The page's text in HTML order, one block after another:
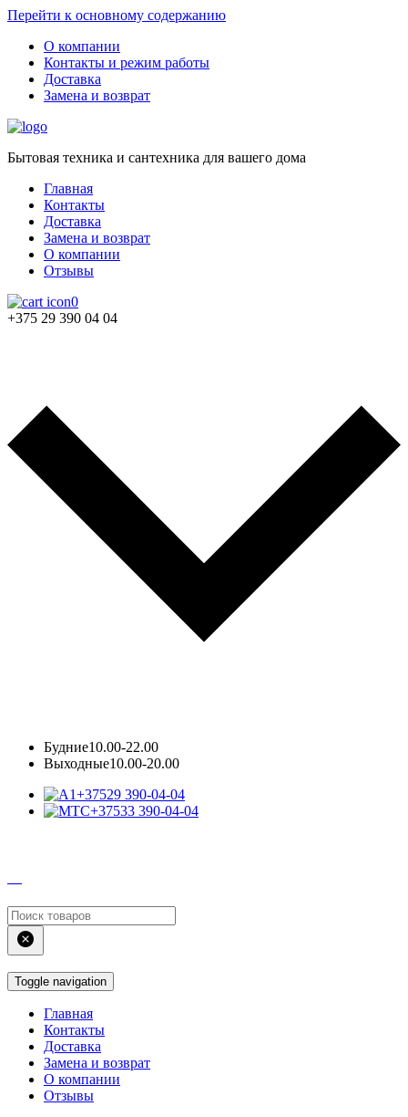
Перейти к основному содержанию
О компании
Контакты и режим работы
Доставка
Замена и возврат
Бытовая техника и сантехника для вашего дома
Главная
Контакты
Доставка
Замена и возврат
О компании
Отзывы
0
+375 29 390 04 04
Будние10.00-22.00
Выходные10.00-20.00
+37529 390-04-04
+37533 390-04-04
Toggle navigation
Главная
Контакты
Доставка
Замена и возврат
О компании
Отзывы